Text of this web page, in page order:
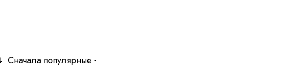
Сначала популярные